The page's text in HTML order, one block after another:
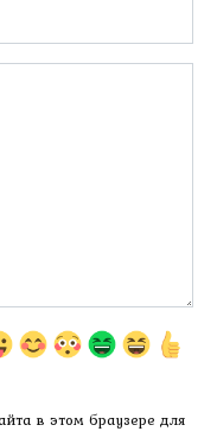
в этом браузере для